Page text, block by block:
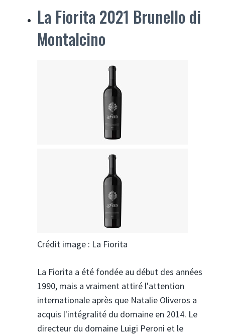
La Fiorita 2021 Brunello di
Montalcino
Crédit image : La Fiorita
La Fiorita a été fondée au début des années
1990, mais a vraiment attiré l'attention
internationale après que Natalie Oliveros a
acquis l'intégralité du domaine en 2014. Le
directeur du domaine Luigi Peroni et le